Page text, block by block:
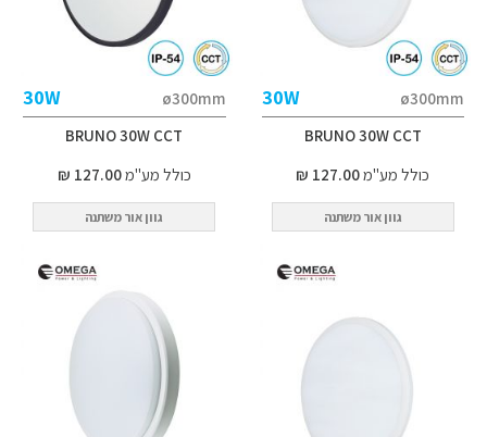
ø300mm
30W
BRUNO 30W CCT
כולל מע"מ127.00 ₪
גוון אור משתנה
ø300mm
30W
BRUNO 30W CCT
כולל מע"מ127.00 ₪
גוון אור משתנה